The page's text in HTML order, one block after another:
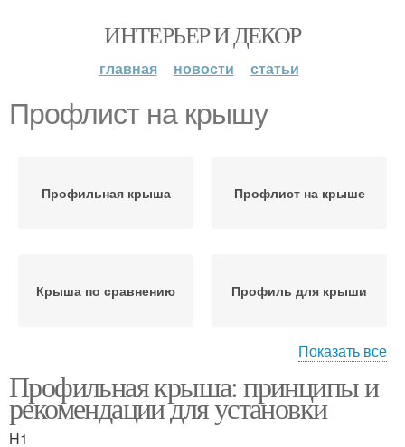
ИНТЕРЬЕР И ДЕКОР
главная новости статьи
Профлист на крышу
Профильная крыша Профлист на крыше
Крыша по сравнению Профиль для крыши
Полотна на крышу Полотно на крышу
Показать все
Профильная крыша: принципы и
рекомендации для установки
H1